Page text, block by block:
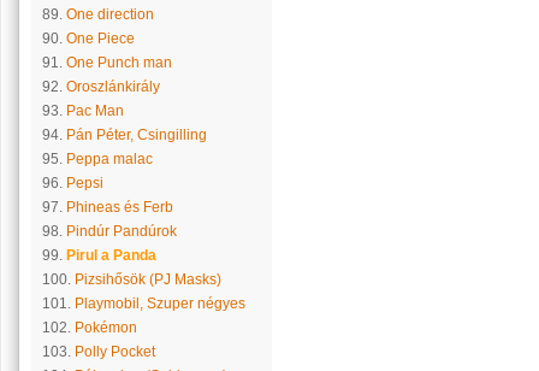
89. One direction
90. One Piece
91. One Punch man
92. Oroszlánkirály
93. Pac Man
94. Pán Péter, Csingilling
95. Peppa malac
96. Pepsi
97. Phineas és Ferb
98. Pindúr Pandúrok
99. Pirul a Panda
100. Pizsihősök (PJ Masks)
101. Playmobil, Szuper négyes
102. Pokémon
103. Polly Pocket